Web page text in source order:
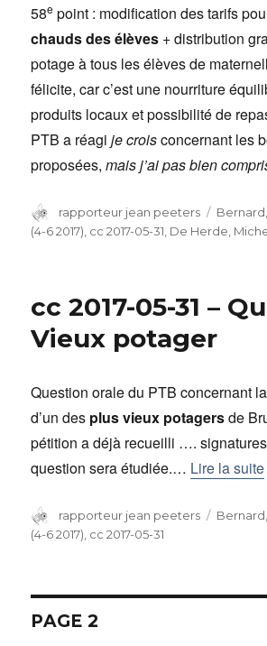
58e point : modification des tarifs
chauds des élèves + distribution
potage à tous les élèves de
félicite, car c’est une nourriture
produits locaux et possibilité de
PTB a réagije croisconcernant les
proposées,mais j’ai pas bien
Auteur
rapporteur jean peeters
(4-6 2017) cc 2017-05-31 De Herde,
cc 2017-05-31 –
Vieux potager
Question orale du PTB concernant
d’un des plus vieux potagersde
pétition a déjà recueilli ….
question sera étudiée.… Lire la suite
Auteur
rapporteur jean peeters
(4-6 2017), cc 2017-05-31
Navigation
PAGE 2